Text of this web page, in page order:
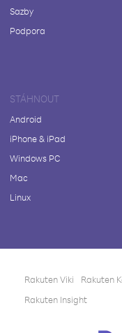
Sazby
Podpora
STÁHNOUT
Android
iPhone & iPad
Windows PC
Mac
Linux
Rakuten Viki Rakuten
Rakuten Insight